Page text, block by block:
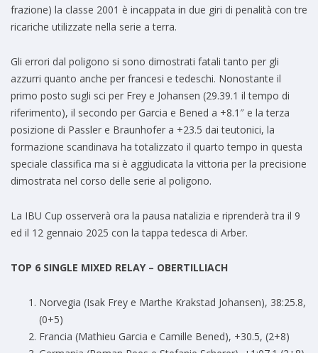
frazione) la classe 2001 è incappata in due giri di penalità con tre
ricariche utilizzate nella serie a terra.
Gli errori dal poligono si sono dimostrati fatali tanto per gli
azzurri quanto anche per francesi e tedeschi. Nonostante il
primo posto sugli sci per Frey e Johansen (29.39.1 il tempo di
riferimento), il secondo per Garcia e Bened a +8.1″ e la terza
posizione di Passler e Braunhofer a +23.5 dai teutonici, la
formazione scandinava ha totalizzato il quarto tempo in questa
speciale classifica ma si è aggiudicata la vittoria per la precisione
dimostrata nel corso delle serie al poligono.
La IBU Cup osserverà ora la pausa natalizia e riprenderà tra il 9
ed il 12 gennaio 2025 con la tappa tedesca di Arber.
TOP 6 SINGLE MIXED RELAY – OBERTILLIACH
Norvegia (Isak Frey e Marthe Krakstad Johansen), 38:25.8,
(0+5)
Francia (Mathieu Garcia e Camille Bened), +30.5, (2+8)